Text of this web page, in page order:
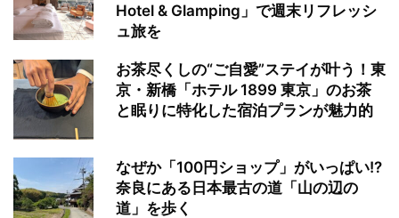
Hotel & Glamping」で週末リフレッシ
ュ旅を
お茶尽くしの“ご自愛”ステイが叶う！東
京・新橋「ホテル 1899 東京」のお茶
と眠りに特化した宿泊プランが魅力的
なぜか「100円ショップ」がいっぱい!?
奈良にある日本最古の道「山の辺の
道」を歩く